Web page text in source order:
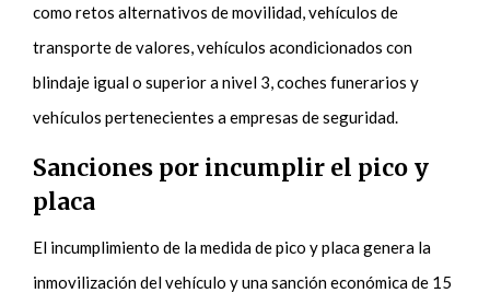
como retos alternativos de movilidad, vehículos de
transporte de valores, vehículos acondicionados con
blindaje igual o superior a nivel 3, coches funerarios y
vehículos pertenecientes a empresas de seguridad.
Sanciones por incumplir el pico y
placa
El incumplimiento de la medida de pico y placa genera la
inmovilización del vehículo y una sanción económica de 15